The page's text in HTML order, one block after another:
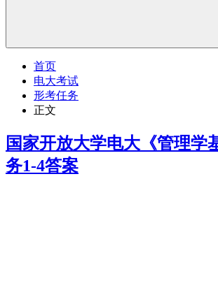
首页
电大考试
形考任务
正文
国家开放大学电大《管理学
务1-4答案